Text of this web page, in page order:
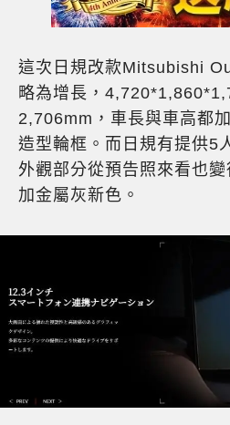
這次日規改款Mitsubishi
略為增長，
2,706mm，車長與車高都
造型輪框。而日規有提供5
外觀部分從預告照來看也
加金屬灰新色。